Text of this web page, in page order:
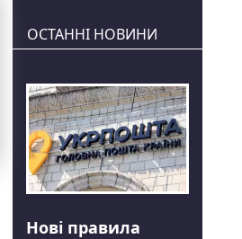
ОСТАННІ НОВИНИ
Нові правила